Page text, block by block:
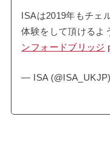
ISAは2019年もチェ
体験をして頂けるよ
ンフォードブリッジ
— ISA